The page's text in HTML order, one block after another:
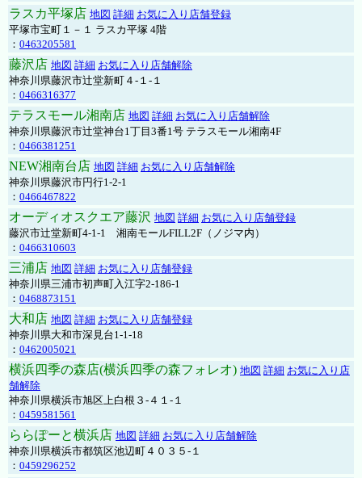
ラスカ平塚店 地図 詳細 お気に入り店舗登録
平塚市宝町１－１ ラスカ平塚 4階
： 0463205581
藤沢店 地図 詳細 お気に入り店舗解除
神奈川県藤沢市辻堂新町４-１-１
： 0466316377
テラスモール湘南店 地図 詳細 お気に入り店舗解除
神奈川県藤沢市辻堂神台1丁目3番1号 テラスモール湘南4F
： 0466381251
NEW湘南台店 地図 詳細 お気に入り店舗解除
神奈川県藤沢市円行1-2-1
： 0466467822
オーディオスクエア藤沢 地図 詳細 お気に入り店舗登録
藤沢市辻堂新町4-1-1 湘南モールFILL2F（ノジマ内）
： 0466310603
三浦店 地図 詳細 お気に入り店舗登録
神奈川県三浦市初声町入江字2-186-1
： 0468873151
大和店 地図 詳細 お気に入り店舗登録
神奈川県大和市深見台1-1-18
： 0462005021
横浜四季の森店(横浜四季の森フォレオ) 地図 詳細 お気に入り店
舗解除
神奈川県横浜市旭区上白根３-４１-１
： 0459581561
ららぽーと横浜店 地図 詳細 お気に入り店舗解除
神奈川県横浜市都筑区池辺町４０３５-１
： 0459296252